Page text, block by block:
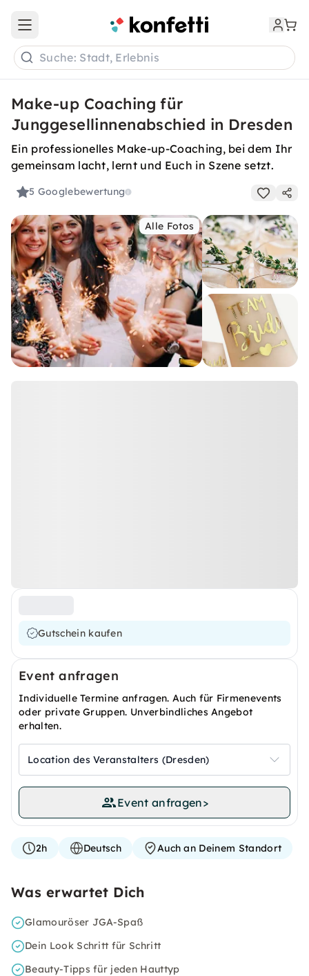
Open main menu
Suche: Stadt, Erlebnis
Make-up Coaching für
Junggesellinnenabschied in Dresden
Ein professionelles Make-up-Coaching, bei dem Ihr
gemeinsam lacht, lernt und Euch in Szene setzt.
5 Googlebewertung
Alle Fotos
Gutschein kaufen
Event anfragen
Individuelle Termine anfragen. Auch für Firmenevents
oder private Gruppen. Unverbindliches Angebot
erhalten.
Location des Veranstalters (Dresden)
Event anfragen>
2h Deutsch Auch an Deinem Standort
Was erwartet Dich
Glamouröser JGA-Spaß
Dein Look Schritt für Schritt
Beauty-Tipps für jeden Hauttyp